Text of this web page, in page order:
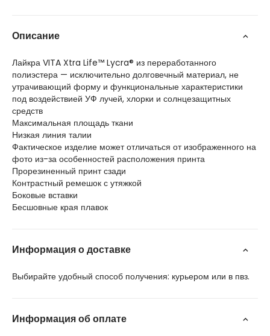
Описание
Лайкра VITA Xtra Life™ Lycra® из переработанного
полиэстера — исключительно долговечный материал, не
утрачивающий форму и функциональные характеристики
под воздействией УФ лучей, хлорки и солнцезащитных
средств
Максимальная площадь ткани
Низкая линия талии
Фактическое изделие может отличаться от изображенного на
фото из-за особенностей расположения принта
Прорезиненный принт сзади
Контрастный ремешок с утяжкой
Боковые вставки
Бесшовные края плавок
Информация о доставке
Выбирайте удобный способ получения: курьером или в пвз.
Информация об оплате